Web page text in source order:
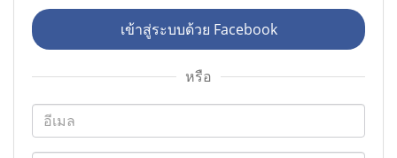
เข้าสู่ระบบด้วย Facebook
หรือ